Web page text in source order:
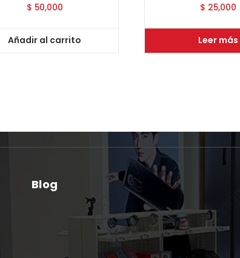
$ 50,000
Añadir al carrito
$ 25,000
Leer más
Blog